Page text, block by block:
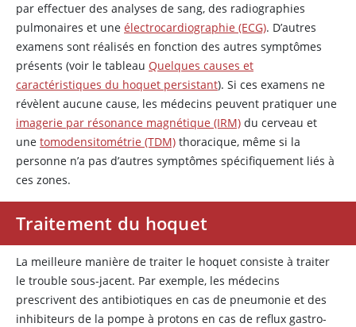
par effectuer des analyses de sang, des radiographies
pulmonaires et une électrocardiographie (ECG). D’autres
examens sont réalisés en fonction des autres symptômes
présents (voir le tableau Quelques causes et
caractéristiques du hoquet persistant). Si ces examens ne
révèlent aucune cause, les médecins peuvent pratiquer une
imagerie par résonance magnétique (IRM) du cerveau et
une tomodensitométrie (TDM) thoracique, même si la
personne n’a pas d’autres symptômes spécifiquement liés à
ces zones.
Traitement du hoquet
La meilleure manière de traiter le hoquet consiste à traiter
le trouble sous-jacent. Par exemple, les médecins
prescrivent des antibiotiques en cas de pneumonie et des
inhibiteurs de la pompe à protons en cas de reflux gastro-